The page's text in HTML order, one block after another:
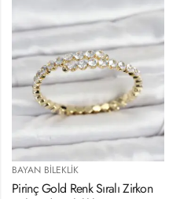
BAYAN BILEKLIK
Pirinç Gold Renk Sıralı Zirkon